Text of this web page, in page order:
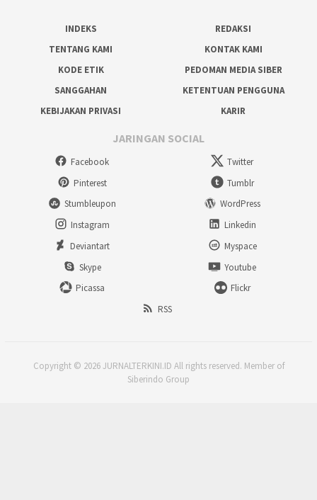
INDEKS
REDAKSI
TENTANG KAMI
KONTAK KAMI
KODE ETIK
PEDOMAN MEDIA SIBER
SANGGAHAN
KETENTUAN PENGGUNA
KEBIJAKAN PRIVASI
KARIR
JARINGAN SOCIAL
Facebook
Twitter
Pinterest
Tumblr
Stumbleupon
WordPress
Instagram
Linkedin
Deviantart
Myspace
Skype
Youtube
Picassa
Flickr
RSS
Copyright © 2026 JURNALTERKINI.ID All rights reserved. Member of
Siberindo Group